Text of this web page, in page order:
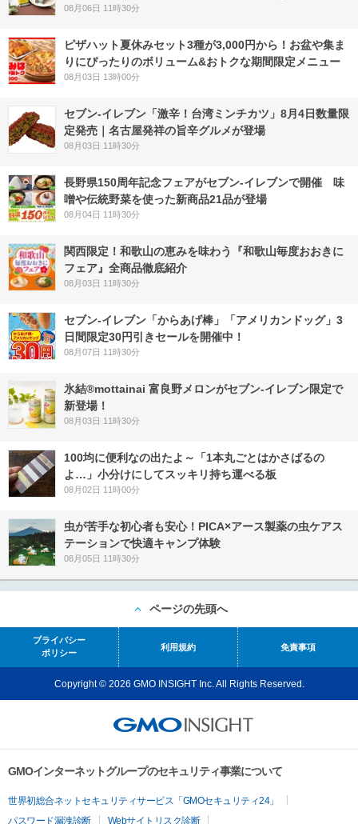
08月06日 11時30分
ピザハット夏休みセット3種が3,000円から！お盆や集ま
りにぴったりのボリューム&おトクな期間限定メニュー
08月03日 13時00分
セブン-イレブン「激辛！台湾ミンチカツ」8月4日数量限
定発売｜名古屋発祥の旨辛グルメが登場
08月03日 11時30分
長野県150周年記念フェアがセブン-イレブンで開催 味
噌や伝統野菜を使った新商品21品が登場
08月04日 11時30分
関西限定！和歌山の恵みを味わう『和歌山毎度おおきに
フェア』全商品徹底紹介
08月03日 11時30分
セブン‐イレブン「からあげ棒」「アメリカンドッグ」3
日間限定30円引きセールを開催中！
08月07日 11時30分
氷結®mottainai 富良野メロンがセブン‐イレブン限定で
新登場！
08月03日 11時30分
100均に便利なの出たよ～「1本丸ごとはかさばるの
よ…」小分けにしてスッキリ持ち運べる板
08月02日 11時00分
虫が苦手な初心者も安心！PICA×アース製薬の虫ケアス
テーションで快適キャンプ体験
08月05日 11時30分
ページの先頭へ
プライバシー
ポリシー
利用規約 免責事項
Copyright © 2026 GMO INSIGHT Inc. All Rights Reserved.
GMOインターネットグループのセキュリティ事業について
世界初総合ネットセキュリティサービス「GMOセキュリティ24」
パスワード漏洩診断
Webサイトリスク診断